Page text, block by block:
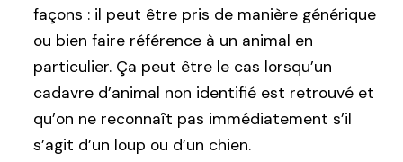
façons : il peut être pris de manière générique
ou bien faire référence à un animal en
particulier. Ça peut être le cas lorsqu’un
cadavre d’animal non identifié est retrouvé et
qu’on ne reconnaît pas immédiatement s’il
s’agit d’un loup ou d’un chien.